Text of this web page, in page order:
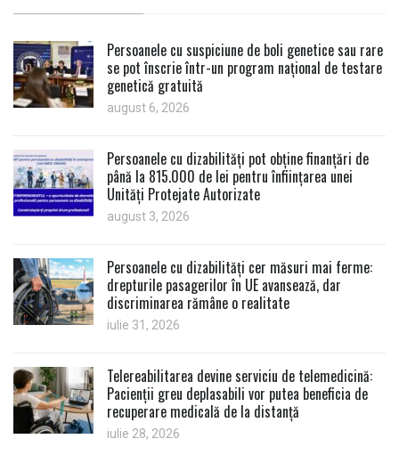
Persoanele cu suspiciune de boli genetice sau rare
se pot înscrie într-un program național de testare
genetică gratuită
august 6, 2026
Persoanele cu dizabilități pot obține finanțări de
până la 815.000 de lei pentru înființarea unei
Unități Protejate Autorizate
august 3, 2026
Persoanele cu dizabilități cer măsuri mai ferme:
drepturile pasagerilor în UE avansează, dar
discriminarea rămâne o realitate
iulie 31, 2026
Telereabilitarea devine serviciu de telemedicină:
Pacienții greu deplasabili vor putea beneficia de
recuperare medicală de la distanță
iulie 28, 2026